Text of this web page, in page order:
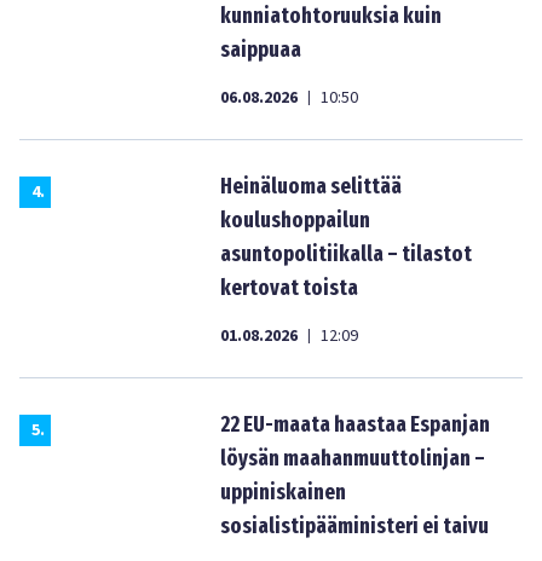
kunniatohtoruuksia kuin
saippuaa
06.08.2026 | 10:50
4.
Heinäluoma selittää
koulushoppailun
asuntopolitiikalla – tilastot
kertovat toista
01.08.2026 | 12:09
5.
22 EU-maata haastaa Espanjan
löysän maahanmuuttolinjan –
uppiniskainen
sosialistipääministeri ei taivu